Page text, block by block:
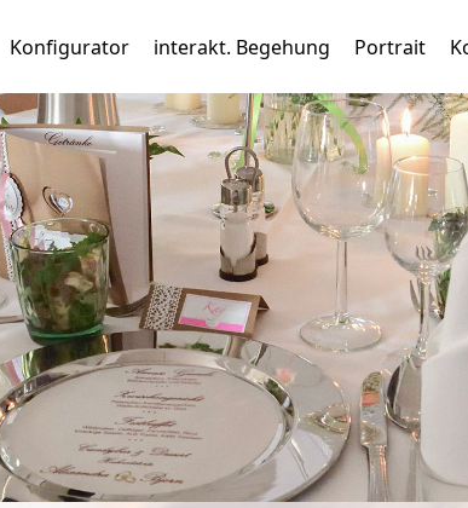
Konfigurator interakt. Begehung Portrait